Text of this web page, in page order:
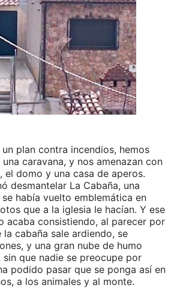
plan contra incendios, hemos
caravana, y nos amenazan con
el domo y una casa de aperos.
desmantelar La Cabaña, una
había vuelto emblemática en
que a la iglesia le hacían. Y ese
acaba consistiendo, al parecer por
cabaña sale ardiendo, se
y una gran nube de humo
sin que nadie se preocupe por
podido pasar que se ponga así en
a los animales y al monte.